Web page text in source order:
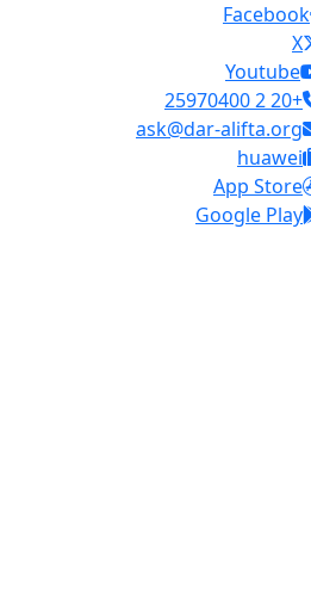
Facebook
X
Youtube
+20 2 25970400
ask@dar-alifta.org
huawei
App Store
Google Play